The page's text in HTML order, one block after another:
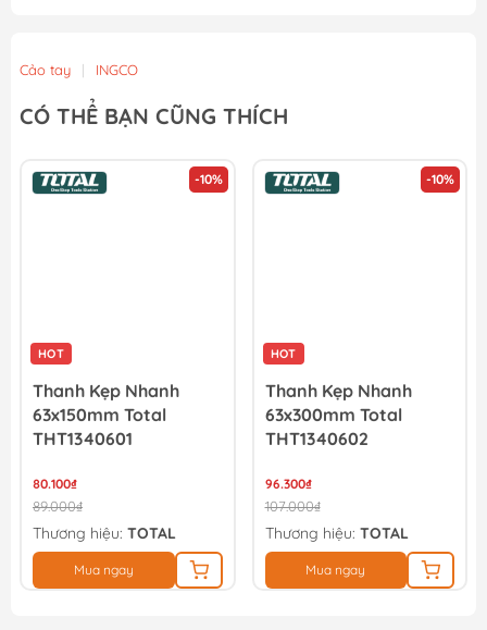
Cảo tay | INGCO
CÓ THỂ BẠN CŨNG THÍCH
-10%
HOT
Thanh Kẹp Nhanh
63x150mm Total
THT1340601
80.100₫
89.000₫
Thương hiệu: TOTAL
Mua ngay
-10%
HOT
Thanh Kẹp Nhanh
63x300mm Total
THT1340602
96.300₫
107.000₫
Thương hiệu: TOTAL
Mua ngay